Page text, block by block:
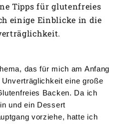
Tipps für glutenfreies
einige Einblicke in die
das für mich am Anfang
eine große
Backen. Da ich
und ein Dessert
vorziehe, hatte ich